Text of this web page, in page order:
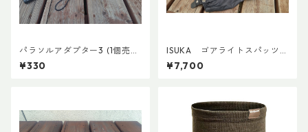
パラソルアダプター3 (1個売
り)
¥330
ISUKA ゴアライトスパッツカ
スタム BASE
¥7,700